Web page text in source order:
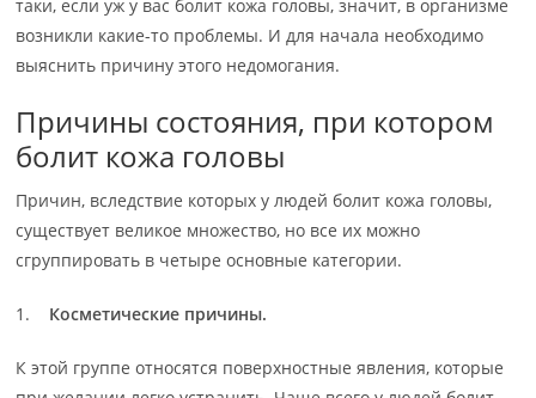
таки, если уж у вас болит кожа головы, значит, в организме
возникли какие-то проблемы. И для начала необходимо
выяснить причину этого недомогания.
Причины состояния, при котором
болит кожа головы
Причин, вследствие которых у людей болит кожа головы,
существует великое множество, но все их можно
сгруппировать в четыре основные категории.
1. Косметические причины.
К этой группе относятся поверхностные явления, которые